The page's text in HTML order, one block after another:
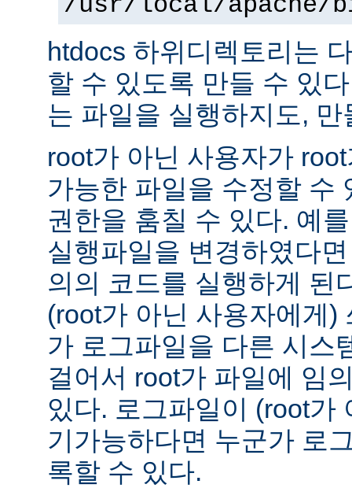
htdocs 하위디렉토리는
할 수 있도록 만들 수 있
는 파일을 실행하지도,
root가 아닌 사용자가
가능한 파일을 수정할 수
권한을 훔칠 수 있다. 예
실행파일을 변경하였다
의의 코드를 실행하게 된
(root가 아닌 사용자에게)
가 로그파일을 다른 시스
걸어서 root가 파일에 임
있다. 로그파일이 (root가
기가능하다면 누군가 로
록할 수 있다.